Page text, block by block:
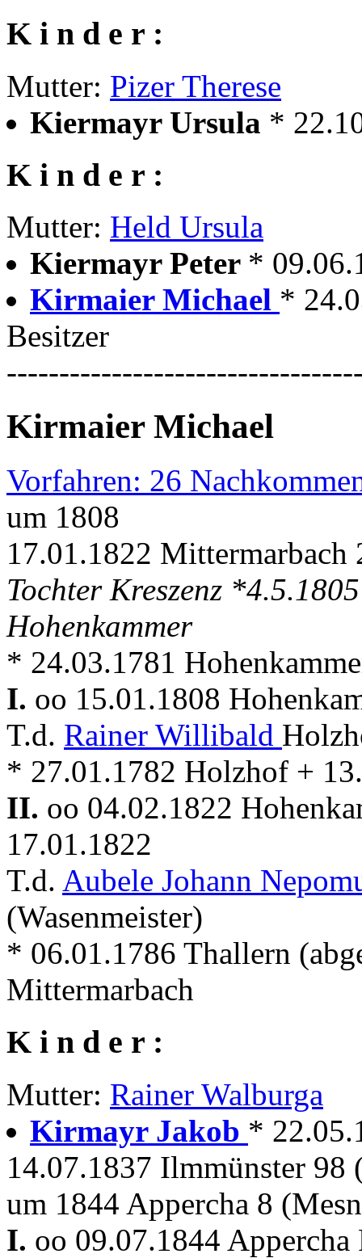
K i n d e r :
Mutter: Pizer Therese
Kiermayr Ursula *
K i n d e r :
Mutter: Held Ursula
Kiermayr Peter *
Kirmaier Michael *
Besitzer
Kirmaier Michael
Vorfahren: 26
um 1808
17.01.1822 Mittermarbach
Tochter Kreszenz
Hohenkammer
* 24.03.1781
I. oo 15.01.1808
T.d. Rainer Willibald
* 27.01.1782 Holzhof +
II. oo 04.02.1822
17.01.1822
T.d. Aubele Johann
(Wasenmeister)
* 06.01.1786 Thallern
Mittermarbach
K i n d e r :
Mutter: Rainer Walburga
Kirmayr Jakob *
14.07.1837 Ilmmünster 98
um 1844 Appercha 8
I. oo 09.07.1844